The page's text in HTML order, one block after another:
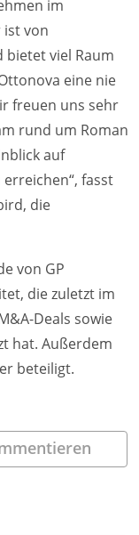
im
ist von
viel Raum
eine nie
freuen uns sehr
rund um Roman
auf
fasst
die
von GP
die zuletzt im
Deals sowie
hat. Außerdem
beteiligt.